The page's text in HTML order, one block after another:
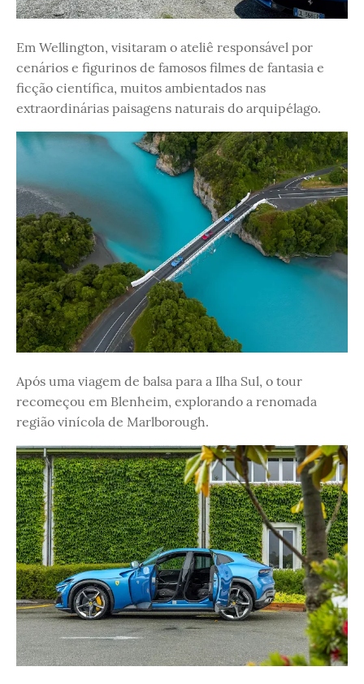
Em Wellington, visitaram o ateliê responsável por
cenários e figurinos de famosos filmes de fantasia e
ficção científica, muitos ambientados nas
extraordinárias paisagens naturais do arquipélago.
Após uma viagem de balsa para a Ilha Sul, o tour
recomeçou em Blenheim, explorando a renomada
região vinícola de Marlborough.